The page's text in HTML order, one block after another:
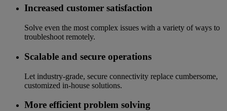
Increased customer satisfaction
Solve even the most complex issues with a variety of ways to
troubleshoot remotely.
Scalable and secure operations
Let industry-grade, secure connectivity replace cumbersome,
customized in-house solutions.
More efficient problem solving